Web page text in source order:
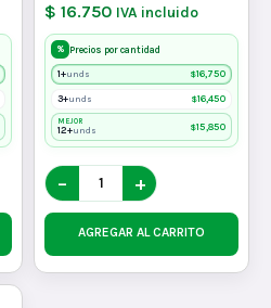
$ 16.750 IVA incluido
% Precios por cantidad
1+unds $16,750
3+unds $16,450
MEJOR
12+unds $15,850
− +
AGREGAR AL CARRITO